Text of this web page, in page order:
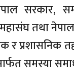
सरकार,
तथा
र प्रशासनिक
समस्या